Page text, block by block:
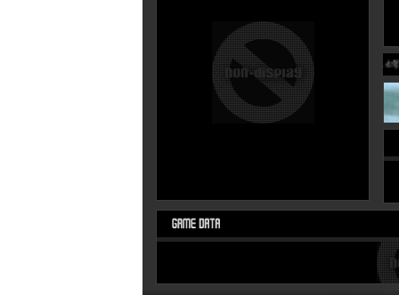
2014年関